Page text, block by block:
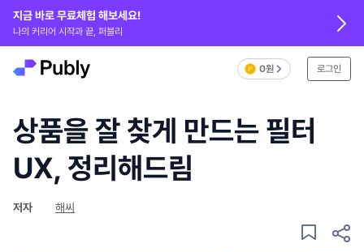
지금 바로 무료체험 해보세요!
나의 커리어 시작과 끝, 퍼블리
0원 로그인
상품을 잘 찾게 만드는 필터
UX, 정리해드림
저자 해씨